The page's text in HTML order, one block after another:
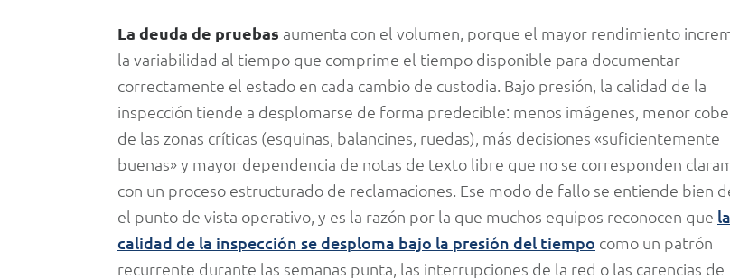
La deuda de pruebas aumenta con el volumen, porque el mayor rendimiento
la variabilidad al tiempo que comprime el tiempo disponible para documentar
correctamente el estado en cada cambio de custodia. Bajo presión, la calidad de la
inspección tiende a desplomarse de forma predecible: menos imágenes, menor
de las zonas críticas (esquinas, balancines, ruedas), más decisiones «suficientemente
buenas» y mayor dependencia de notas de texto libre que no se corresponden
con un proceso estructurado de reclamaciones. Ese modo de fallo se entiende bien
el punto de vista operativo, y es la razón por la que muchos equipos reconocen que la
calidad de la inspección se desploma bajo la presión del tiempo como un patrón
recurrente durante las semanas punta, las interrupciones de la red o las carencias de